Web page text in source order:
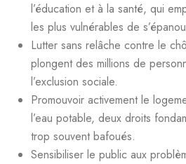
l’éducation et à la santé, qui
les plus vulnérables de
Lutter sans relâche contre le
plongent des millions de
l’exclusion sociale.
Promouvoir activement le
l’eau potable, deux droits
trop souvent bafoués.
Sensibiliser le public aux